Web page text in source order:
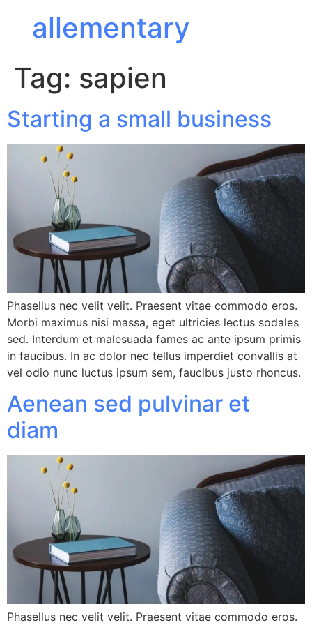
allementary
Tag: sapien
Starting a small business
Phasellus nec velit velit. Praesent vitae commodo eros.
Morbi maximus nisi massa, eget ultricies lectus sodales
sed. Interdum et malesuada fames ac ante ipsum primis
in faucibus. In ac dolor nec tellus imperdiet convallis at
vel odio nunc luctus ipsum sem, faucibus justo rhoncus.
Aenean sed pulvinar et
diam
Phasellus nec velit velit. Praesent vitae commodo eros.